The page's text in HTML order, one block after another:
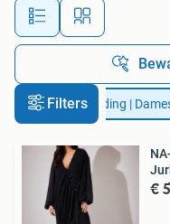
FiltersKleding |
€